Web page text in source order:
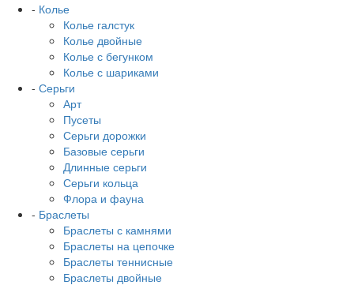
- Колье
Колье галстук
Колье двойные
Колье с бегунком
Колье с шариками
- Серьги
Арт
Пусеты
Серьги дорожки
Базовые серьги
Длинные серьги
Серьги кольца
Флора и фауна
- Браслеты
Браслеты с камнями
Браслеты на цепочке
Браслеты теннисные
Браслеты двойные